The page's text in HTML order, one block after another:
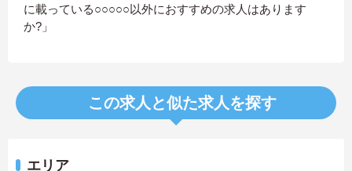
に載っている○○○○○以外におすすめの求人はあります
か?」
この求人と似た求人を探す
エリア